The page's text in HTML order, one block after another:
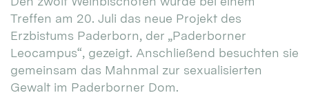
Treffen am 20. Juli das neue Projekt des
Erzbistums Paderborn, der „Paderborner
Leocampus“, gezeigt. Anschließend besuchten sie
gemeinsam das Mahnmal zur sexualisierten
Gewalt im Paderborner Dom.